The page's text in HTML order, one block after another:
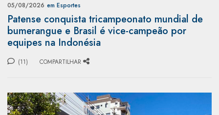
05/08/2026 em Esportes
Patense conquista tricampeonato mundial de
bumerangue e Brasil é vice-campeão por
equipes na Indonésia
(11) COMPARTILHAR